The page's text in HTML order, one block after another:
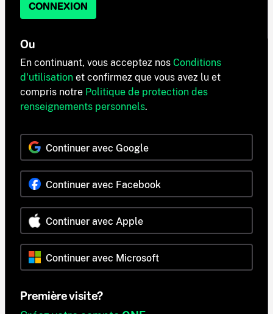
CONNEXION
Ou
En continuant, vous acceptez nos Conditions
d'utilisation et confirmez que vous avez lu et
compris notre Politique de protection des
renseignements personnels.
Continuer avec Google
Continuer avec Facebook
Continuer avec Apple
Continuer avec Microsoft
Première visite?